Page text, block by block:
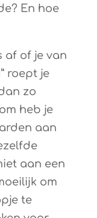
En hoe
af of je van
roept je
zo
heb je
aan
aan een
om
te